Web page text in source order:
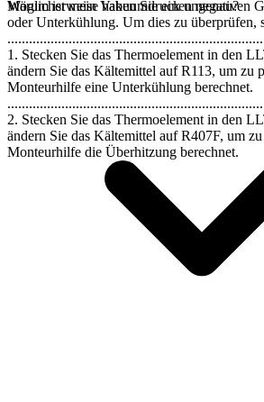
Möglicherweise haben Sie einen negativen
oder Unterkühlung. Um dies zu überprüfen,
1. Stecken Sie das Thermoelement in den
ändern Sie das Kältemittel auf R113, um zu
Monteurhilfe eine Unterkühlung berechnet.
2. Stecken Sie das Thermoelement in den
ändern Sie das Kältemittel auf R407F, um
Monteurhilfe die Überhitzung berechnet.
Warum ist mein Vakuumdruck ungenau?